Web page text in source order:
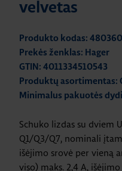
velvetas
Produkto kodas:
Prekės ženklas: Hager
GTIN: 4011334510543
Produktų asortimentas:
Minimalus pakuotės
Schuko lizdas su dviem
Q1/Q3/Q7, nominali
išėjimo srovė per vieną
viso) maks. 2,4 A,